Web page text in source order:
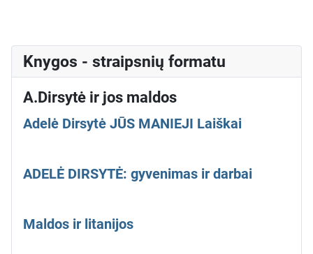
Knygos - straipsnių formatu
A.Dirsytė ir jos maldos
Adelė Dirsytė JŪS MANIEJI Laiškai
ADELĖ DIRSYTĖ: gyvenimas ir darbai
Maldos ir litanijos